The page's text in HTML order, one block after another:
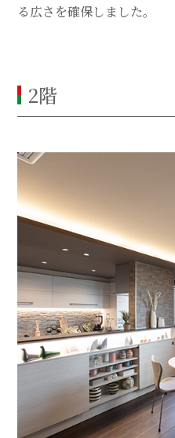
る広さを確保しました。
2階